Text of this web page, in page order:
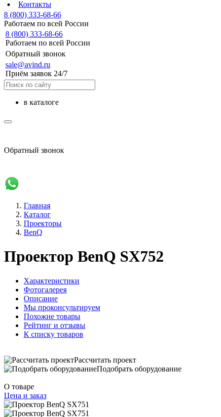
Контакты
8 (800) 333-68-66
Работаем по всей России
8 (800) 333-68-66
Работаем по всей России
Обратный звонок
sale@avind.ru
Приём заявок 24/7
в каталоге
Обратный звонок
Главная
Каталог
Проекторы
BenQ
Проектор BenQ SX752
Характеристики
Фотогалерея
Описание
Мы проконсультируем
Похожие товары
Рейтинг и отзывы
К списку товаров
Рассчитать проект
Подобрать оборудование
О товаре
Цена и заказ